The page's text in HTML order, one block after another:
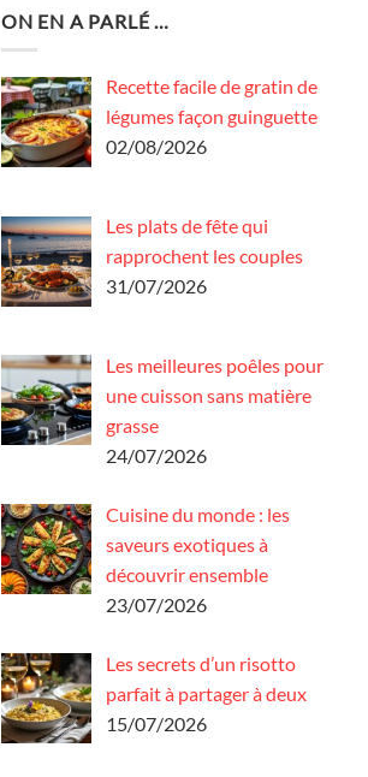
ON EN A PARLÉ …
Recette facile de gratin de
légumes façon guinguette
02/08/2026
Les plats de fête qui
rapprochent les couples
31/07/2026
Les meilleures poêles pour
une cuisson sans matière
grasse
24/07/2026
Cuisine du monde : les
saveurs exotiques à
découvrir ensemble
23/07/2026
Les secrets d’un risotto
parfait à partager à deux
15/07/2026